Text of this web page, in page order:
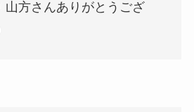
山方さんありがとうござ